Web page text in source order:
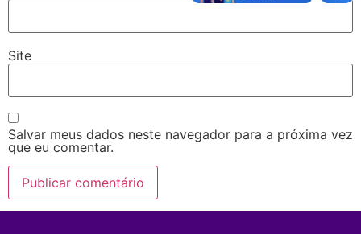
Site
Salvar meus dados neste navegador para a próxima vez
que eu comentar.